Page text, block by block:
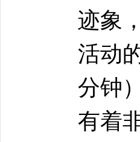
迹象
活动
分钟
有着